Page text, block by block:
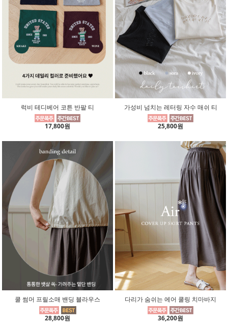
럭비 테디베어 코튼 반팔 티
17,800원
가성비 넘치는 레터링 자수 매쉬 티
25,800원
쿨 썸머 프릴소매 밴딩 블라우스
28,800원
다리가 숨쉬는 에어 쿨링 치마바지
36,200원